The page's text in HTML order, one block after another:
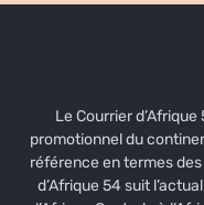
Le Courrier
promotionnel du
référence en termes
d’Afrique 54 suit